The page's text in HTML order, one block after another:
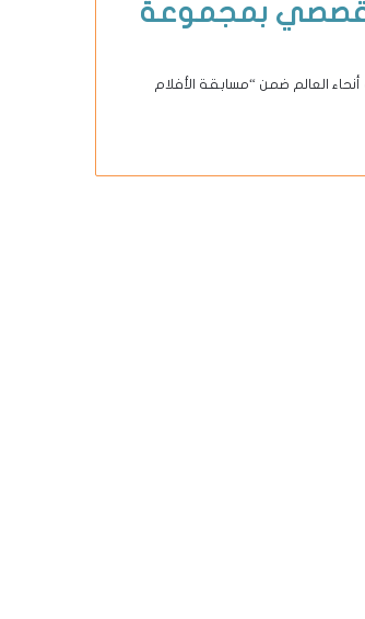
بمجموعة
العالم ضمن “مسابقة الأفلام